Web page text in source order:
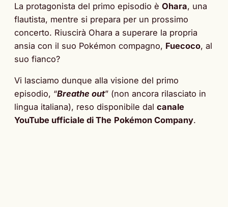
La protagonista del primo episodio è Ohara, una
flautista, mentre si prepara per un prossimo
concerto. Riuscirà Ohara a superare la propria
ansia con il suo Pokémon compagno, Fuecoco, al
suo fianco?
Vi lasciamo dunque alla visione del primo
episodio, “Breathe out” (non ancora rilasciato in
lingua italiana), reso disponibile dal canale
YouTube ufficiale di The Pokémon Company.